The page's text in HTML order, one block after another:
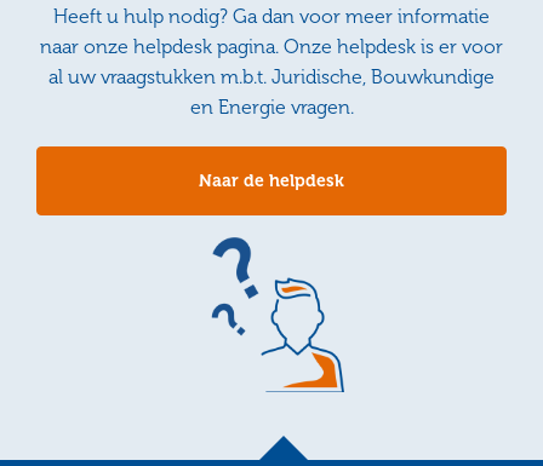
Heeft u hulp nodig? Ga dan voor meer informatie
naar onze helpdesk pagina. Onze helpdesk is er voor
al uw vraagstukken m.b.t. Juridische, Bouwkundige
en Energie vragen.
Naar de helpdesk